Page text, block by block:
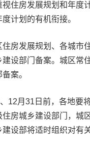
视住房发展规划和年
计划的有机衔接。
住房发展规划、各城市
设部门备案。城区常
案。
、12月31日前，各地
房城乡建设部门，城
设部将适时组织对有